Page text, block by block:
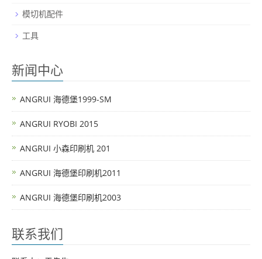
模切机配件
工具
新闻中心
ANGRUI 海德堡1999-SM
ANGRUI RYOBI 2015
ANGRUI 小森印刷机 201
ANGRUI 海德堡印刷机2011
ANGRUI 海德堡印刷机2003
联系我们